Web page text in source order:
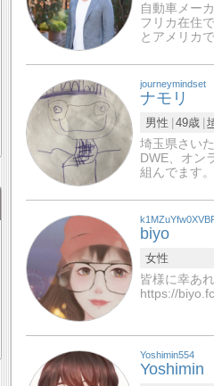
自動車メー
フリカ在住
とアメリカ
journeymindset
ナモリ
男性 49歳
埼玉県さい
DWE、オン
組んでます
biyo
女性
皆様に幸あ
https://
Yoshimin554
Yoshimin